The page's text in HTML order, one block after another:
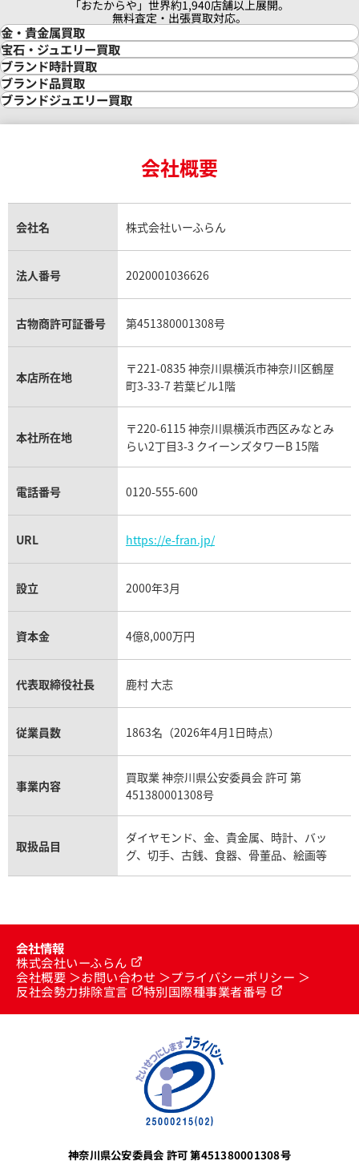
「おたからや」世界約1,940店舗以上展開。
無料査定・出張買取対応。
金・貴金属買取
金買取
金の相場価格情報
金の参考買取価格一覧
インゴット買取
インゴットの相場価格情報
24金買取
金貨買取
貴金属買取
銀・シルバー買取
パラジウム買取
宝石・ジュエリー買取
宝石・ジュエリー買取
ダイヤモンド買取
ダイヤモンド・宝石の参考価格一覧
リング・結婚指輪買取
エメラルド買取
トパーズ買取
タンザナイト買取
キャッツアイ買取
アクアマリン買取
ブランド時計買取
時計買取
ロレックス買取
ロレックス デイトナ買取
ロレックス サブマリーナー買取
ロレックス エクスプローラー買取
ロレックス デイトジャスト買取
パテック フィリップノーチラス買取
ヴァシュロン・コンスタンタン買取
オメガ買取
カルティエ買取
フランク ミュラー買取
リシャール・ミル買取
パネライ買取
チューダー（チュードル）買取
ブランド品買取
ブランド買取
シャネル マトラッセ買取
セリーヌ買取
プラダ買取
ブランドジュエリー買取
ヴァンクリーフ＆アーペル買取
ショーメ買取
ダミアーニ買取
モーブッサン買取
会社概要
会社名 株式会社いーふらん
法人番号 2020001036626
古物商許可証番号 第451380001308号
本店所在地
〒221-0835 神奈川県横浜市神奈川区鶴屋
町3-33-7 若葉ビル1階
本社所在地
〒220-6115 神奈川県横浜市西区みなとみ
らい2丁目3-3 クイーンズタワーB 15階
電話番号 0120-555-600
URL https://e-fran.jp/
設立 2000年3月
資本金 4億8,000万円
代表取締役社長 鹿村 大志
従業員数 1863名（2026年4月1日時点）
事業内容
買取業 神奈川県公安委員会 許可 第
451380001308号
取扱品目
ダイヤモンド、金、貴金属、時計、バッ
グ、切手、古銭、食器、骨董品、絵画等
会社情報
株式会社いーふらん
会社概要
お問い合わせ
プライバシーポリシー
反社会勢力排除宣言
特別国際種事業者番号
神奈川県公安委員会 許可 第451380001308号